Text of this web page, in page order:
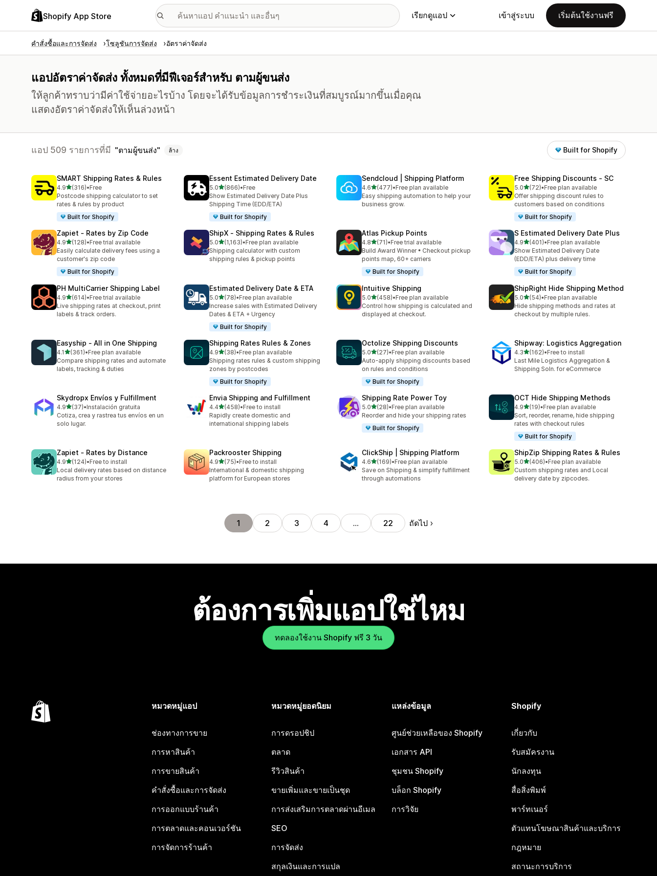
Shopify App Store เรียกดูแอป เข้าสู่ระบบ เริ่มต้นใช้งานฟรี
คำสั่งซื้อและการจัดส่ง โซลูชันการจัดส่ง อัตราค่าจัดส่ง
แอปอัตราค่าจัดส่ง ทั้งหมดที่มีฟีเจอร์สำหรับ ตามผู้ขนส่ง
ให้ลูกค้าทราบว่ามีค่าใช้จ่ายอะไรบ้าง โดยจะได้รับข้อมูลการชำระเงินที่สมบูรณ์มากขึ้นเมื่อคุณ
แสดงอัตราค่าจัดส่งให้เห็นล่วงหน้า
แอป 509 รายการที่มี ตามผู้ขนส่ง ล้าง Built for Shopify
SMART Shipping Rates & Rules
4.9เต็ม 5 ดาว
(316)
ทั้งหมด 316 รีวิว
•Free
Postcode shipping calculator to set
rates & rules by product
Built for Shopify
Essent Estimated Delivery Date
5.0เต็ม 5 ดาว
(866)
ทั้งหมด 866 รีวิว
•Free
Show Estimated Delivery Date Plus
Shipping Time (EDD/ETA)
Built for Shopify
Sendcloud | Shipping Platform
4.6เต็ม 5 ดาว
(477)
ทั้งหมด 477 รีวิว
•Free plan available
Easy shipping automation to help your
business grow.
Free Shipping Discounts ‑ SC
5.0เต็ม 5 ดาว
(72)
ทั้งหมด 72 รีวิว
•Free plan available
Offer shipping discount rules to
customers based on conditions
Built for Shopify
Zapiet ‑ Rates by Zip Code
4.9เต็ม 5 ดาว
(128)
ทั้งหมด 128 รีวิว
•Free trial available
Easily calculate delivery fees using a
customer's zip code
Built for Shopify
ShipX ‑ Shipping Rates & Rules
5.0เต็ม 5 ดาว
(1,163)
ทั้งหมด 1163 รีวิว
•Free plan available
Shipping calculator with custom
shipping rules & pickup points
Atlas Pickup Points
4.8เต็ม 5 ดาว
(71)
ทั้งหมด 71 รีวิว
•Free trial available
Build Award Winner • Checkout pickup
points map, 60+ carriers
Built for Shopify
S Estimated Delivery Date Plus
4.9เต็ม 5 ดาว
(401)
ทั้งหมด 401 รีวิว
•Free plan available
Show Estimated Delivery Date
(EDD/ETA) plus delivery time
Built for Shopify
PH MultiCarrier Shipping Label
4.9เต็ม 5 ดาว
(614)
ทั้งหมด 614 รีวิว
•Free trial available
Live shipping rates at checkout, print
labels & track orders.
Estimated Delivery Date & ETA
5.0เต็ม 5 ดาว
(78)
ทั้งหมด 78 รีวิว
•Free plan available
Increase sales with Estimated Delivery
Dates & ETA + Urgency
Built for Shopify
Intuitive Shipping
5.0เต็ม 5 ดาว
(458)
ทั้งหมด 458 รีวิว
•Free plan available
Control how shipping is calculated and
displayed at checkout.
ShipRight Hide Shipping Method
5.0เต็ม 5 ดาว
(54)
ทั้งหมด 54 รีวิว
•Free plan available
Hide shipping methods and rates at
checkout by multiple rules.
Easyship ‑ All in One Shipping
4.1เต็ม 5 ดาว
(361)
ทั้งหมด 361 รีวิว
•Free plan available
Compare shipping rates and automate
labels, tracking & duties
Shipping Rates Rules & Zones
4.9เต็ม 5 ดาว
(38)
ทั้งหมด 38 รีวิว
•Free plan available
Shipping rates rules & custom shipping
zones by postcodes
Built for Shopify
Octolize Shipping Discounts
5.0เต็ม 5 ดาว
(27)
ทั้งหมด 27 รีวิว
•Free plan available
Auto-apply shipping discounts based
on rules and conditions
Built for Shopify
Shipway: Logistics Aggregation
4.3เต็ม 5 ดาว
(162)
ทั้งหมด 162 รีวิว
•Free to install
Last Mile Logistics Aggregation &
Shipping Soln. for eCommerce
Skydropx Envíos y Fulfillment
4.9เต็ม 5 ดาว
(37)
ทั้งหมด 37 รีวิว
•Instalación gratuita
Cotiza, crea y rastrea tus envíos en un
solo lugar.
Envia Shipping and Fulfillment
4.4เต็ม 5 ดาว
(458)
ทั้งหมด 458 รีวิว
•Free to install
Rapidly create domestic and
international shipping labels
Shipping Rate Power Toy
5.0เต็ม 5 ดาว
(28)
ทั้งหมด 28 รีวิว
•Free plan available
Reorder and hide your shipping rates
Built for Shopify
OCT Hide Shipping Methods
4.9เต็ม 5 ดาว
(19)
ทั้งหมด 19 รีวิว
•Free plan available
Sort, reorder, rename, hide shipping
rates with checkout rules
Built for Shopify
Zapiet ‑ Rates by Distance
4.9เต็ม 5 ดาว
(124)
ทั้งหมด 124 รีวิว
•Free to install
Local delivery rates based on distance
radius from your stores
Packrooster Shipping
4.9เต็ม 5 ดาว
(75)
ทั้งหมด 75 รีวิว
•Free to install
International & domestic shipping
platform for European stores
ClickShip | Shipping Platform
4.6เต็ม 5 ดาว
(169)
ทั้งหมด 169 รีวิว
•Free plan available
Save on Shipping & simplify fulfillment
through automations
ShipZip Shipping Rates & Rules
5.0เต็ม 5 ดาว
(406)
ทั้งหมด 406 รีวิว
•Free plan available
Custom shipping rates and Local
delivery date by zipcodes.
1 2 3 4 … 22 ถัดไป
ต้องการเพิ่มแอปใช่ไหม
ทดลองใช้งาน Shopify ฟรี 3 วัน
หมวดหมู่แอป
ช่องทางการขาย
การหาสินค้า
การขายสินค้า
คำสั่งซื้อและการจัดส่ง
การออกแบบร้านค้า
การตลาดและคอนเวอร์ชัน
การจัดการร้านค้า
หมวดหมู่ยอดนิยม
การดรอปชิป
ตลาด
รีวิวสินค้า
ขายเพิ่มและขายเป็นชุด
การส่งเสริมการตลาดผ่านอีเมล
SEO
การจัดส่ง
สกุลเงินและการแปล
แหล่งข้อมูล
ศูนย์ช่วยเหลือของ Shopify
เอกสาร API
ชุมชน Shopify
บล็อก Shopify
การวิจัย
Shopify
เกี่ยวกับ
รับสมัครงาน
นักลงทุน
สื่อสิ่งพิมพ์
พาร์ทเนอร์
ตัวแทนโฆษณาสินค้าและบริการ
กฎหมาย
สถานะการบริการ